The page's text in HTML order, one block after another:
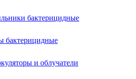
бактерицидные
бактерицидные
и облучатели